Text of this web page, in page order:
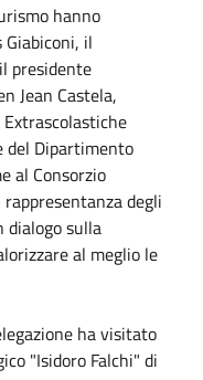
hanno
il
presidente
Jean Castela,
del Dipartimento
al Consorzio
degli
dialogo sulla
al meglio le
ha visitato
"Isidoro Falchi" di